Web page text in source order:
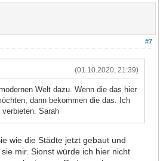
#7
(01.10.2020, 21:39)
Welt dazu. Wenn die das hier
dann bekommen die das. Ich
Sarah
wie die Städte jetzt gebaut und
mir. Sionst würde ich hier nicht